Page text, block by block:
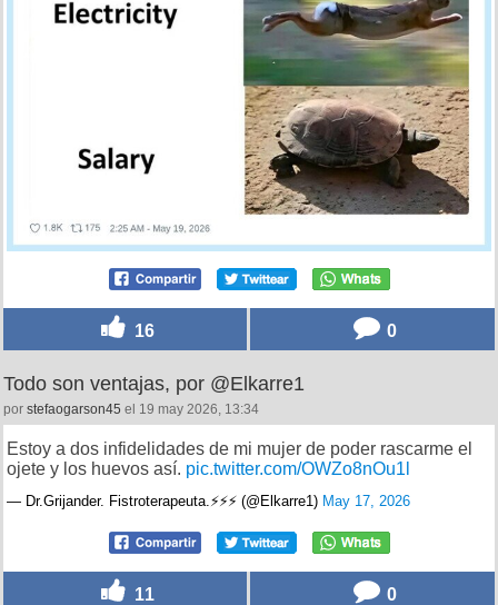
16 0
Todo son ventajas, por @Elkarre1
por stefaogarson45 el 19 may 2026, 13:34
Estoy a dos infidelidades de mi mujer de poder rascarme el
ojete y los huevos así. pic.twitter.com/OWZo8nOu1l
— Dr.Grijander. Fistroterapeuta.⚡⚡⚡ (@Elkarre1) May 17, 2026
11 0